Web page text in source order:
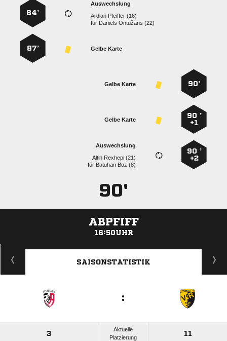
Auswechslung
  
für   
84’
Gelbe Karte
87’
90’
Gelbe Karte
90 ’
+1
Gelbe Karte
90 ’
+2
Auswechslung
  
für   
90'
ABPFIFF
16:50UHR
ANZEIGE
SAISONSTATISTIK
:
3
Aktuelle
Platzierung
11